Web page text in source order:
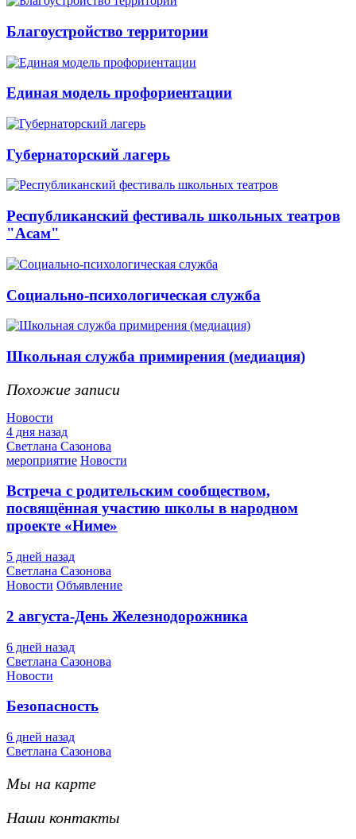
Благоустройство территории
Единая модель профориентации
Губернаторский лагерь
Республиканский фестиваль школьных театров
"Асам"
Социально-психологическая служба
Школьная служба примирения (медиация)
Похожие записи
Новости
4 дня назад
Светлана Сазонова
мероприятие Новости
Встреча с родительским сообществом,
посвящённая участию школы в народном
проекте «Ниме»
5 дней назад
Светлана Сазонова
Новости Объявление
2 августа-День Железнодорожника
6 дней назад
Светлана Сазонова
Новости
Безопасность
6 дней назад
Светлана Сазонова
Мы на карте
Наши контакты